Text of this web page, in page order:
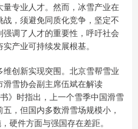
专业人才。然而，冰雪产业在
，须避免同质化竞争，坚定不
调了人才的重要性，呼吁社会
产业可持续发展根基。
创新实现突围。北京雪帮雪业
雪协会副主席伍斌在解读
》时指出，上一个雪季中国滑雪
，但国内多数滑雪场规模小，
硬件方面与强国存在差距。